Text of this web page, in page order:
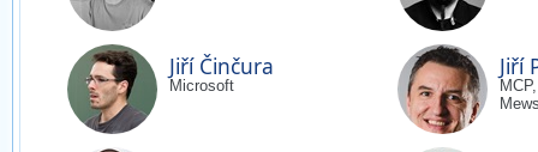
Jiří Činčura
Microsoft
Jiří